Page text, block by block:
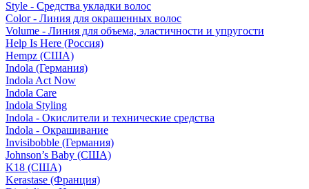
Style - Средства укладки волос
Color - Линия для окрашенных волос
Volume - Линия для объема, эластичности и упругости
Help Is Here (Россия)
Hempz (США)
Indola (Германия)
Indola Act Now
Indola Care
Indola Styling
Indola - Окислители и технические средства
Indola - Окрашивание
Invisibobble (Германия)
Johnson’s Baby (США)
K18 (США)
Kerastase (Франция)